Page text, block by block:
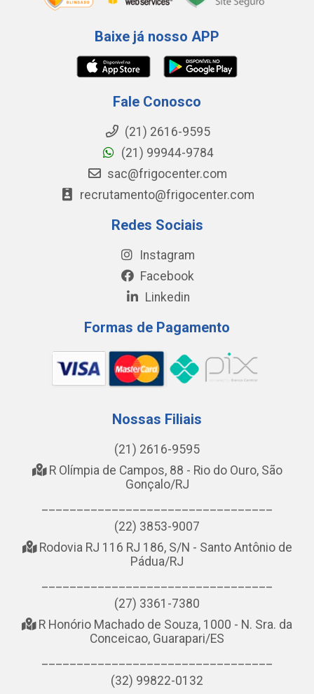
Baixe já nosso APP
Fale Conosco
(21) 2616-9595
(21) 99944-9784
sac@frigocenter.com
recrutamento@frigocenter.com
Redes Sociais
Instagram
Facebook
Linkedin
Formas de Pagamento
Nossas Filiais
(21) 2616-9595
R Olímpia de Campos, 88 - Rio do Ouro, São
Gonçalo/RJ
(22) 3853-9007
Rodovia RJ 116 RJ 186, S/N - Santo Antônio de
Pádua/RJ
(27) 3361-7380
R Honório Machado de Souza, 1000 - N. Sra. da
Conceicao, Guarapari/ES
(32) 99822-0132